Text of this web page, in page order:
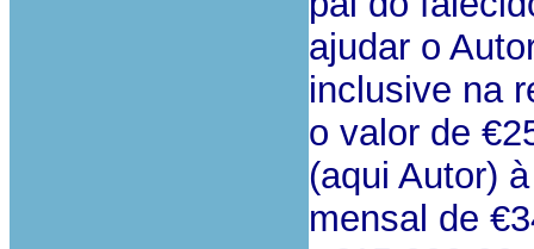
ajudar o
inclusive na
o valor de
(aqui Autor)
mensal de